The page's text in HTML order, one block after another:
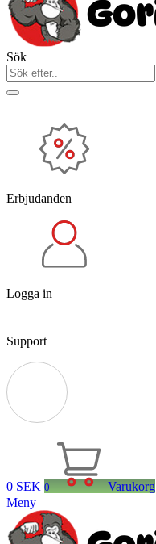
Sök
Erbjudanden
Logga in
Support
0 SEK 0
Varukorg
Meny